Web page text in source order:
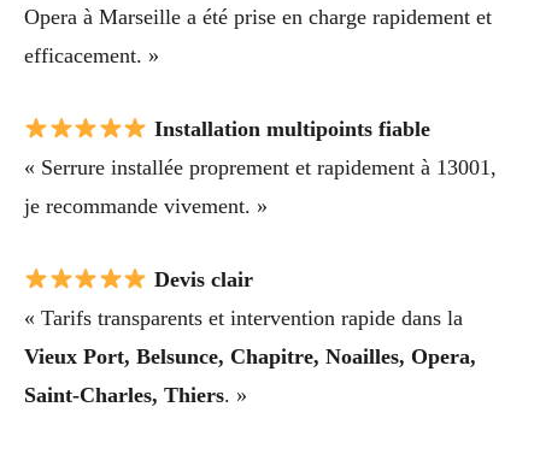
Opera à Marseille a été prise en charge rapidement et
efficacement. »
Installation multipoints fiable
« Serrure installée proprement et rapidement à 13001,
je recommande vivement. »
Devis clair
« Tarifs transparents et intervention rapide dans la
Vieux Port, Belsunce, Chapitre, Noailles, Opera,
Saint-Charles, Thiers. »